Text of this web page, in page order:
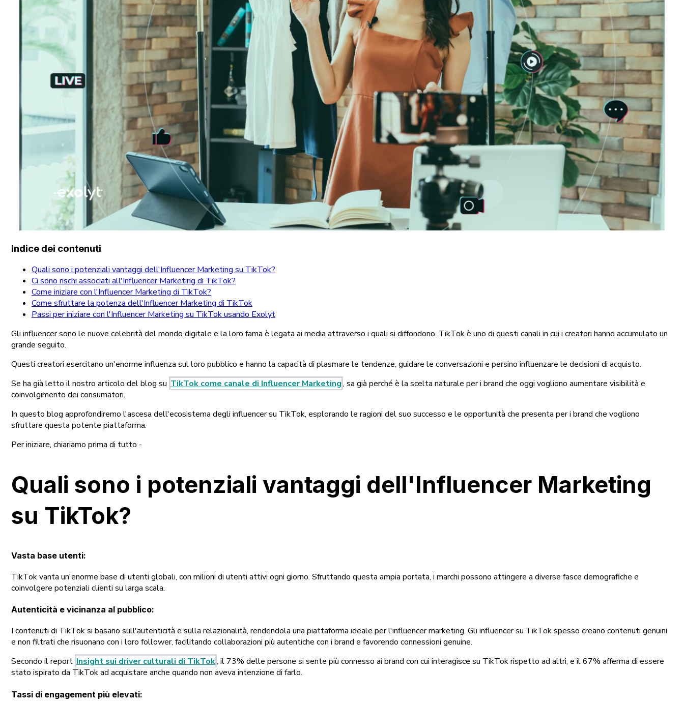
Indice dei contenuti
Quali sono i potenziali vantaggi dell'Influencer Marketing su TikTok?
Ci sono rischi associati all'Influencer Marketing di TikTok?
Come iniziare con l'Influencer Marketing di TikTok?
Come sfruttare la potenza dell'Influencer Marketing di TikTok
Passi per iniziare con l'Influencer Marketing su TikTok usando Exolyt
Gli influencer sono le nuove celebrità del mondo digitale e la loro fama è legata ai media attraverso i quali si diffondono. TikTok è uno di questi canali in cui i creatori hanno accumulato un
grande seguito.
Questi creatori esercitano un'enorme influenza sul loro pubblico e hanno la capacità di plasmare le tendenze, guidare le conversazioni e persino influenzare le decisioni di acquisto.
Se ha già letto il nostro articolo del blog su TikTok come canale di Influencer Marketing, sa già perché è la scelta naturale per i brand che oggi vogliono aumentare visibilità e
coinvolgimento dei consumatori.
In questo blog approfondiremo l'ascesa dell'ecosistema degli influencer su TikTok, esplorando le ragioni del suo successo e le opportunità che presenta per i brand che vogliono
sfruttare questa potente piattaforma.
Per iniziare, chiariamo prima di tutto -
Quali sono i potenziali vantaggi dell'Influencer Marketing
su TikTok?
Vasta base utenti:
TikTok vanta un'enorme base di utenti globali, con milioni di utenti attivi ogni giorno. Sfruttando questa ampia portata, i marchi possono attingere a diverse fasce demografiche e
coinvolgere potenziali clienti su larga scala.
Autenticità e vicinanza al pubblico:
I contenuti di TikTok si basano sull'autenticità e sulla relazionalità, rendendola una piattaforma ideale per l'influencer marketing. Gli influencer su TikTok spesso creano contenuti genuini
e non filtrati che risuonano con i loro follower, facilitando collaborazioni più autentiche con i brand e favorendo connessioni genuine.
Secondo il report Insight sui driver culturali di TikTok, il 73% delle persone si sente più connesso ai brand con cui interagisce su TikTok rispetto ad altri, e il 67% afferma di essere
stato ispirato da TikTok ad acquistare anche quando non aveva intenzione di farlo.
Tassi di engagement più elevati: